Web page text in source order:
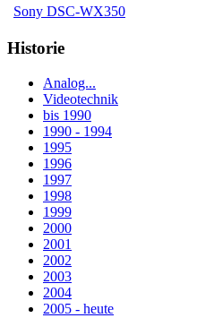
Sony DSC-WX350
Historie
Analog...
Videotechnik
bis 1990
1990 - 1994
1995
1996
1997
1998
1999
2000
2001
2002
2003
2004
2005 - heute